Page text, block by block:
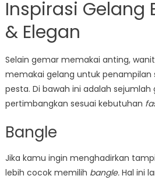
Inspirasi Gelang
& Elegan
Selain gemar memakai anting,
memakai gelang untuk
pesta. Di bawah ini adalah
pertimbangkan sesuai kebutuhan
Bangle
Jika kamu ingin menghadirkan
lebih cocok memilih bangle. Hal ini